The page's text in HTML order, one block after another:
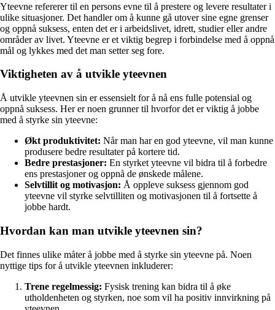
Yteevne refererer til en persons evne til å prestere og levere resultater i
ulike situasjoner. Det handler om å kunne gå utover sine egne grenser
og oppnå suksess, enten det er i arbeidslivet, idrett, studier eller andre
områder av livet. Yteevne er et viktig begrep i forbindelse med å oppnå
mål og lykkes med det man setter seg fore.
Viktigheten av å utvikle yteevnen
Å utvikle yteevnen sin er essensielt for å nå ens fulle potensial og
oppnå suksess. Her er noen grunner til hvorfor det er viktig å jobbe
med å styrke sin yteevne:
Økt produktivitet: Når man har en god yteevne, vil man kunne
produsere bedre resultater på kortere tid.
Bedre prestasjoner: En styrket yteevne vil bidra til å forbedre
ens prestasjoner og oppnå de ønskede målene.
Selvtillit og motivasjon: Å oppleve suksess gjennom god
yteevne vil styrke selvtilliten og motivasjonen til å fortsette å
jobbe hardt.
Hvordan kan man utvikle yteevnen sin?
Det finnes ulike måter å jobbe med å styrke sin yteevne på. Noen
nyttige tips for å utvikle yteevnen inkluderer:
Trene regelmessig: Fysisk trening kan bidra til å øke
utholdenheten og styrken, noe som vil ha positiv innvirkning på